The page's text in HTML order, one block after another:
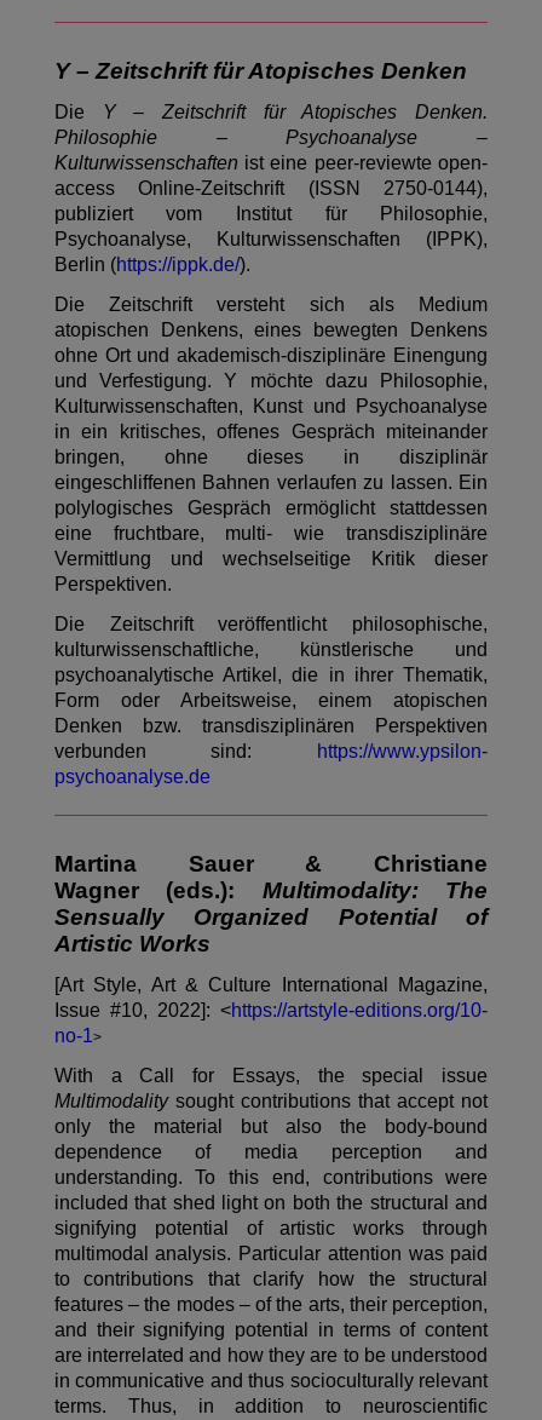
Y – Zeitschrift für Atopisches Denken
Die
Y – Zeitschrift für Atopisches Denken.
Philosophie – Psychoanalyse –
Kulturwissenschaften ist eine peer-reviewte open-
access Online-Zeitschrift (ISSN 2750-0144),
publiziert vom Institut für Philosophie,
Psychoanalyse, Kulturwissenschaften (IPPK),
Berlin (https://ippk.de/).
Die Zeitschrift versteht sich als Medium
atopischen Denkens, eines bewegten Denkens
ohne Ort und akademisch-disziplinäre Einengung
und Verfestigung. Y möchte dazu Philosophie,
Kulturwissenschaften, Kunst und Psychoanalyse
in ein kritisches, offenes Gespräch miteinander
bringen, ohne dieses in disziplinär
eingeschliffenen Bahnen verlaufen zu lassen. Ein
polylogisches Gespräch ermöglicht stattdessen
eine fruchtbare, multi- wie transdisziplinäre
Vermittlung und wechselseitige Kritik dieser
Perspektiven.
Die Zeitschrift veröffentlicht philosophische,
kulturwissenschaftliche, künstlerische und
psychoanalytische Artikel, die in ihrer Thematik,
Form oder Arbeitsweise, einem atopischen
Denken bzw. transdisziplinären Perspektiven
verbunden sind:
https://www.ypsilon-
psychoanalyse.de
Martina Sauer & Christiane
Wagner (eds.): Multimodality: The
Sensually Organized Potential of
Artistic Works
[Art Style, Art & Culture International Magazine,
Issue #10, 2022]: <https://artstyle-editions.org/10-
no-1>
With a Call for Essays, the special issue
Multimodalitysought contributions that accept not
only the material but also the body-bound
dependence of media perception and
understanding. To this end, contributions were
included that shed light on both the structural and
signifying potential of artistic works through
multimodal analysis. Particular attention was paid
to contributions that clarify how the structural
features – the modes – of the arts, their perception,
and their signifying potential in terms of content
are interrelated and how they are to be understood
in communicative and thus socioculturally relevant
terms. Thus, in addition to neuroscientific